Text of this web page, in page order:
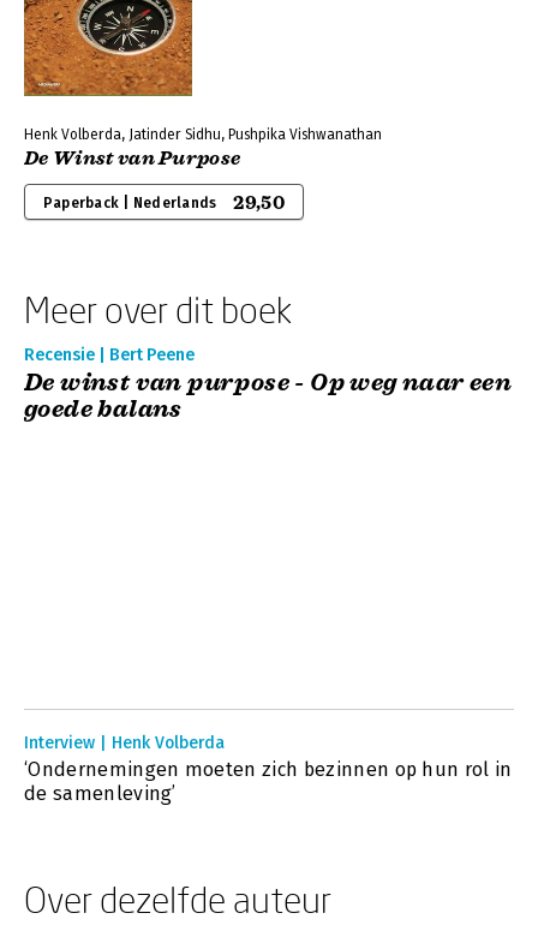
Henk Volberda, Jatinder Sidhu, Pushpika Vishwanathan
De Winst van Purpose
Paperback | Nederlands 29,50
Meer over dit boek
Recensie | Bert Peene
De winst van purpose - Op weg naar een
goede balans
Interview | Henk Volberda
‘Ondernemingen moeten zich bezinnen op hun rol in
de samenleving’
Over dezelfde auteur